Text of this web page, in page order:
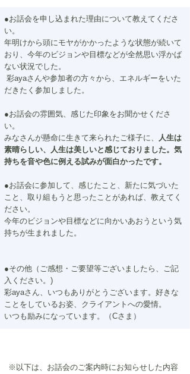
●お話会を申し込まれた理由について教えてくださ
い。
年明けから頭にモヤがかかったような状態が続いて
おり、今年のビジョンや目標などが全然思い浮かば
ない状況でした。
だきたく参加しました。
●お話会の雰囲気、感じた印象をお聞かせくださ
い。
みなさんが懸命に生きて来られたご様子に、 人生は
素晴らしい、人生は美しいと感じておりました。気
持ちを音や色に例える試みが面白かったです。
●お話会に参加して、感じたこと、新たに気づいた
こと、取り組もうと思ったことがあれば、教えてく
ださい。
今年のビジョンや目標などに向かいあおうという気
持ちが生まれました。
●その他（ご感想・ご要望等ございましたら、ご記
入ください。)
彩ayaさん、いつもありがとうございます。好きな
ことをしているお姿、クライアントへの愛情。
いつも励みになっています。（Cさま）
※以下は、お話会のご案内時にお知らせした内容